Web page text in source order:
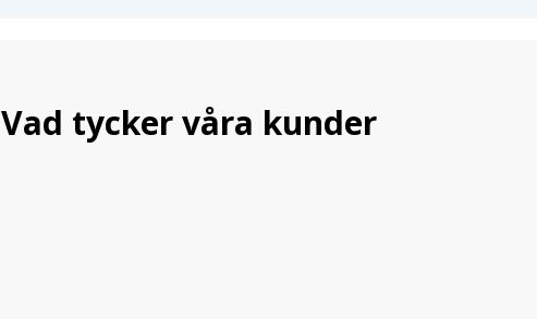
Vad tycker våra kunder